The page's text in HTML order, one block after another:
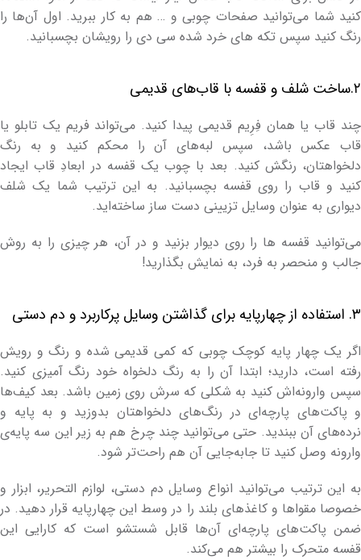
کنید شما می‌توانید صفحات چوبی و … هم به کار ببرید. اول آن‌ها را
رنگ کنید سپس تکه های خرد شده سی دی را رویشان بچسبانید.
۲.ساخت شلف و قفسه با قاب‌های قدیمی
چند قاب یا همان فِرِیم قدیمی پیدا کنید. می‌تواند فریم یک تابلو یا
قاب عکس باشد، سپس لبه‌های آن را محکم کنید و به رنگ
دلخواهتان، رنگش کنید. بعد با چوب یک قفسه در ابعادِ قاب ایجاد
کنید و قاب را روی قفسه بچسبانید. به این ترتیب شما یک شلف
دیواری به عنوان وسایل تزیینی دست ساز ساخته‌اید.
می‌توانید قفسه‌ ها را روی دیوار بزنید و در آن، هر چیزی را به روش
جالب و منحصر به فرد، به نمایش بگذارید!
۳. استفاده از چهارپایه برای گذاشتن وسایل پرکاربرد و دم دستی
اگر یک چهار پایه کوچک چوبی که کمی قدیمی شده و رنگ و رویش
رفته است، دارید؛ ابتدا آن را به رنگ دلخواه خود رنگ آمیزی کنید.
سپس وارونه‌اش کنید به شکلی که سرش روی زمین باشد. بعد کیف‌ها
و پاکت‌های پارچه‌ای در رنگ‌های دلخواهتان بدوزید و به پایه و
نرده‌های آن ببندید. حتی می‌توانید چند چرخ هم به زیر این سه پایه‌ی
وارونه وصل کنید تا جابه‌جایی آن هم راحت‌تر شود.
به این ترتیب می‌توانید انواع وسایل دم دستی، لوازم التحریر، ابزار و
خصوصا مقواها و کاغذهای بلند را در وسط این چهارپایه‌ قرار دهید. در
ضمن پاکت‌های پارچه‌ای آن‌‌ها قابل شستشو است که کارایی این
قفسه متحرک را بیشتر هم می‌کند.